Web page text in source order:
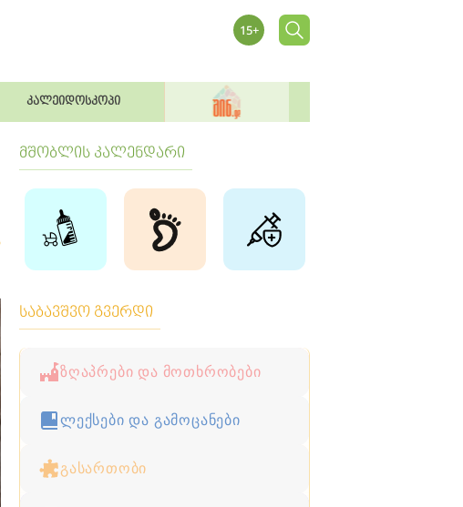
კალეიდოსკოპი
მშობლის კალენდარი
საბავშვო გვერდი
ზღაპრები და მოთხრობები
ლექსები და გამოცანები
გასართობი